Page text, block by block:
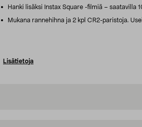
Hanki lisäksi Instax Square -filmiä – saatavilla
Mukana rannehihna ja 2 kpl CR2-paristoja.
Lisätietoja